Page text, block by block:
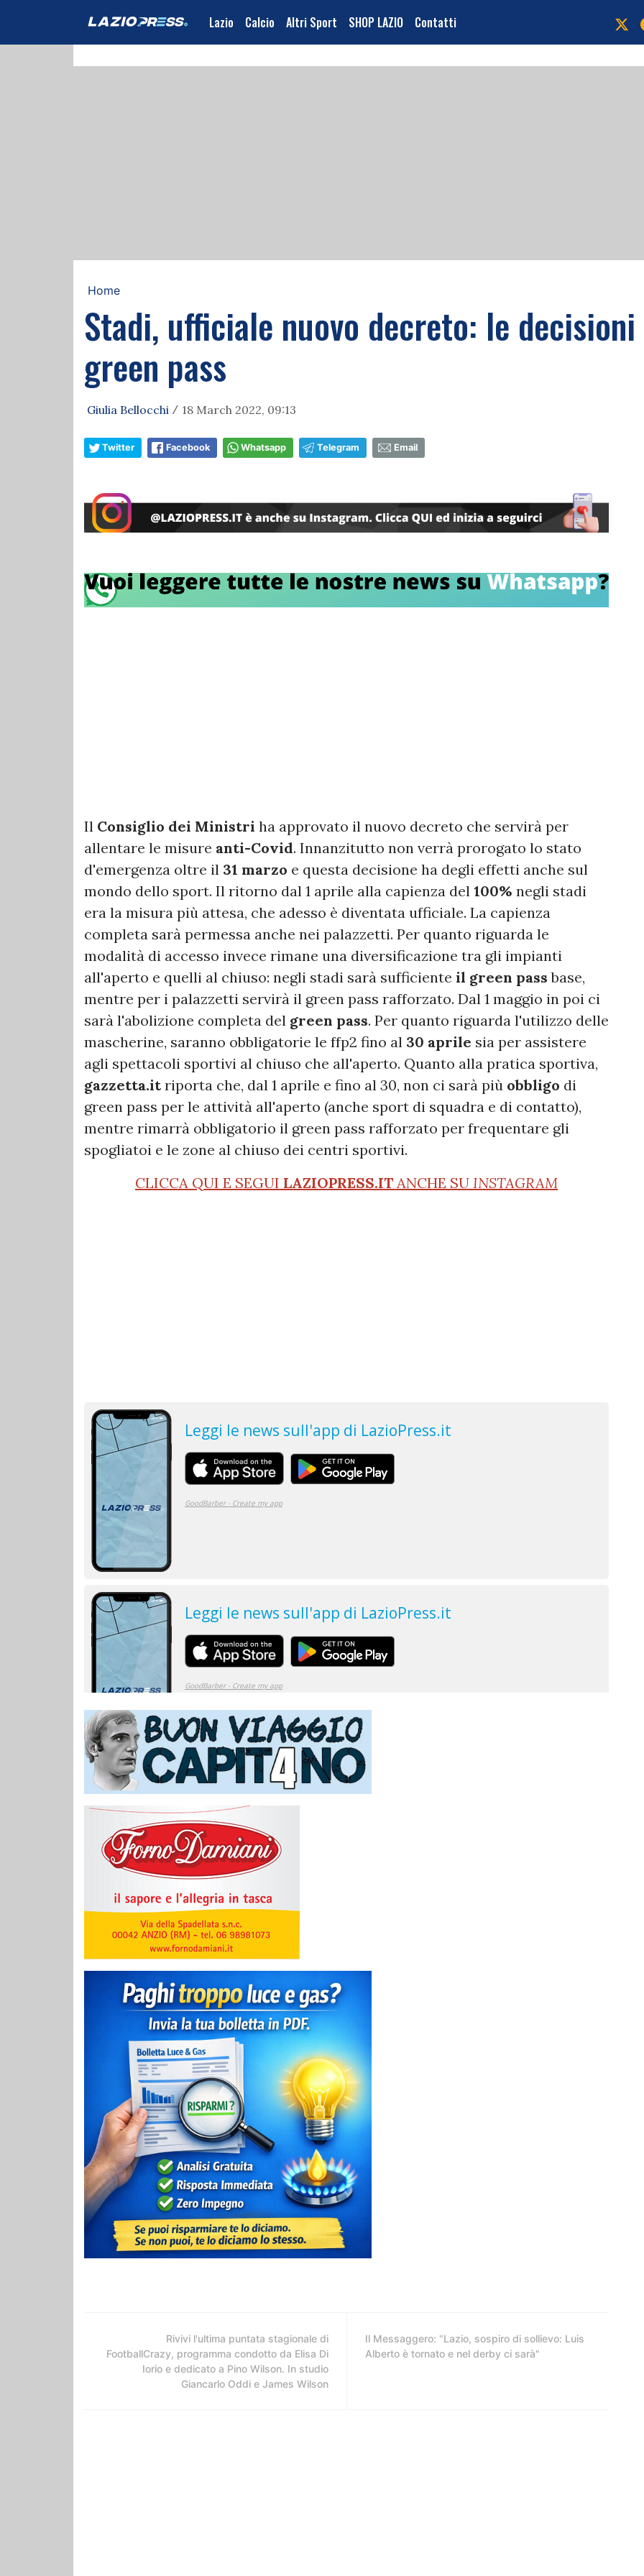
Lazio Calcio Altri Sport SHOP LAZIO Contatti
Home
Stadi, ufficiale nuovo decreto: le decisioni
green pass
Giulia Bellocchi / 18 March 2022, 09:13
Twitter Facebook Whatsapp Telegram Email
Il Consiglio dei Ministri ha approvato il nuovo decreto che servirà per
allentare le misure anti-Covid. Innanzitutto non verrà prorogato lo stato
d'emergenza oltre il 31 marzo e questa decisione ha degli effetti anche sul
mondo dello sport. Il ritorno dal 1 aprile alla capienza del 100% negli stadi
era la misura più attesa, che adesso è diventata ufficiale. La capienza
completa sarà permessa anche nei palazzetti. Per quanto riguarda le
modalità di accesso invece rimane una diversificazione tra gli impianti
all'aperto e quelli al chiuso: negli stadi sarà sufficiente il green pass base,
mentre per i palazzetti servirà il green pass rafforzato. Dal 1 maggio in poi ci
sarà l'abolizione completa del green pass. Per quanto riguarda l'utilizzo delle
mascherine, saranno obbligatorie le ffp2 fino al 30 aprile sia per assistere
agli spettacoli sportivi al chiuso che all'aperto. Quanto alla pratica sportiva,
gazzetta.itriporta che, dal 1 aprile e fino al 30, non ci sarà più obbligo di
green pass per le attività all'aperto (anche sport di squadra e di contatto),
mentre rimarrà obbligatorio il green pass rafforzato per frequentare gli
spogliatoi e le zone al chiuso dei centri sportivi.
CLICCA QUI E SEGUI LAZIOPRESS.IT ANCHE SU INSTAGRAM
Rivivi l'ultima puntata stagionale di
FootballCrazy, programma condotto da Elisa Di
Iorio e dedicato a Pino Wilson. In studio
Giancarlo Oddi e James Wilson
Il Messaggero: "Lazio, sospiro di sollievo: Luis
Alberto è tornato e nel derby ci sarà"